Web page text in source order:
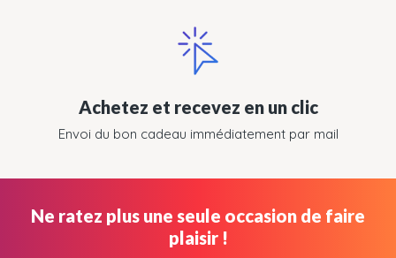
Achetez et recevez en un clic
Envoi du bon cadeau immédiatement par mail
Ne ratez plus une seule occasion de faire
plaisir !